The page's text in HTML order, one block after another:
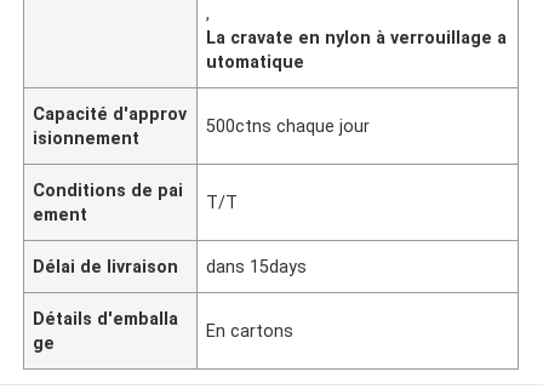
,
La cravate en nylon à verrouillage a
utomatique
Capacité d'approv
isionnement
500ctns chaque jour
Conditions de pai
ement
T/T
Délai de livraison dans 15days
Détails d'emballa
ge
En cartons